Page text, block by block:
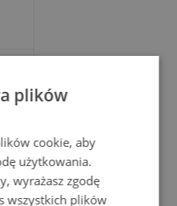
plików
cookie, aby
użytkowania.
wyrażasz zgodę
wszystkich plików